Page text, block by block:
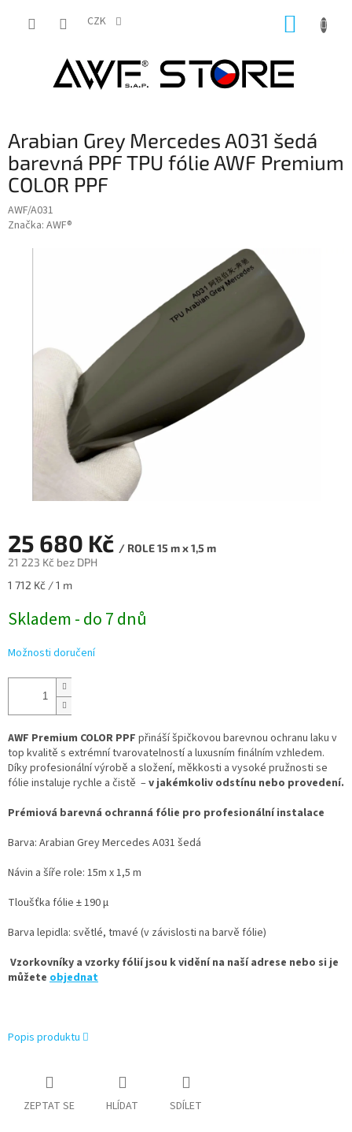
CZK
Arabian Grey Mercedes A031 šedá
barevná PPF TPU fólie AWF Premium
COLOR PPF
AWF/A031
Značka: AWF®
25 680 Kč / ROLE 15 m x 1,5 m
21 223 Kč bez DPH
Měrná
1 712 Kč / 1 m
Skladem - do 7 dnů
Možnosti doručení
AWF Premium COLOR PPF přináší špičkovou barevnou ochranu laku v
top kvalitě s extrémní tvarovatelností a luxusním finálním vzhledem.
Díky profesionální výrobě a složení, měkkosti a vysoké pružnosti se
fólie instaluje rychle a čistě –v jakémkoliv odstínu nebo provedení.
Prémiová barevná ochranná fólie pro profesionální instalace
Barva: Arabian Grey Mercedes A031 šedá
Návin a šíře role: 15m x 1,5 m
Tloušťka fólie ± 190 µ
Barva lepidla: světlé, tmavé (v závislosti na barvě fólie)
Vzorkovníky a vzorky fólií jsou k vidění na naší adrese nebo si je
můžete objednat
Popis produktu
ZEPTAT SE HLÍDAT SDÍLET